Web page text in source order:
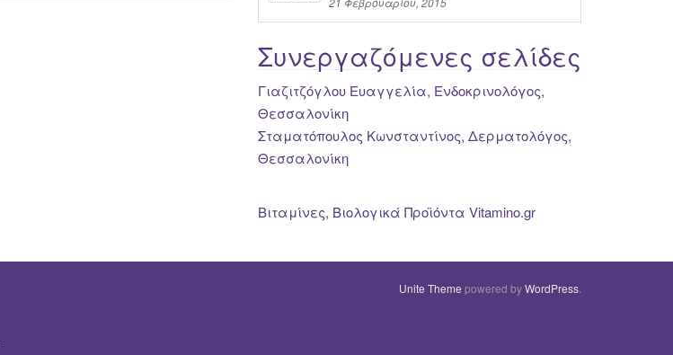
Συνεργαζόμενες σελίδες
Γιαζιτζόγλου Ευαγγελία, Ενδοκρινολόγος,
Θεσσαλονίκη
Σταματόπουλος Κωνσταντίνος, Δερματολόγος,
Θεσσαλονίκη
Βιταμίνες, Βιολογικά Προϊόντα Vitamino.gr
Unite Theme powered byWordPress